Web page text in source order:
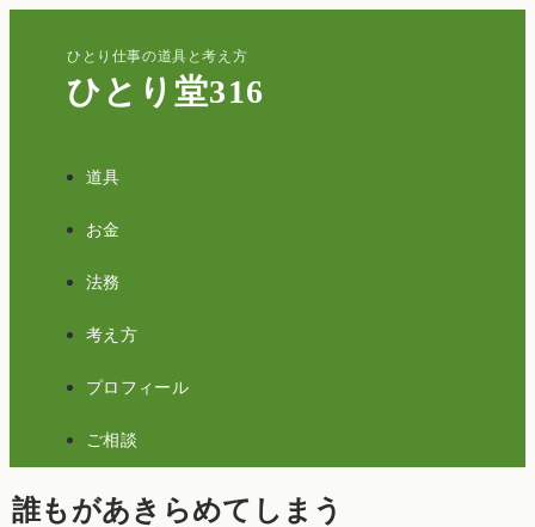
ひとり仕事の道具と考え方
ひとり堂316
道具
お金
法務
考え方
プロフィール
ご相談
誰もがあきらめてしまう